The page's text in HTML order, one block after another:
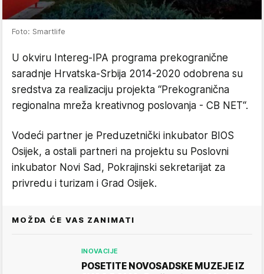
Foto: Smartlife
U okviru Intereg-IPA programa prekogranične
saradnje Hrvatska-Srbija 2014-2020 odobrena su
sredstva za realizaciju projekta “Prekogranična
regionalna mreža kreativnog poslovanja - CB NET“.
Vodeći partner je Preduzetnički inkubator BIOS
Osijek, a ostali partneri na projektu su Poslovni
inkubator Novi Sad, Pokrajinski sekretarijat za
privredu i turizam i Grad Osijek.
MOŽDA ĆE VAS ZANIMATI
INOVACIJE
POSETITE NOVOSADSKE MUZEJE IZ